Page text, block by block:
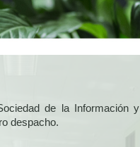
de la Información y
despacho.